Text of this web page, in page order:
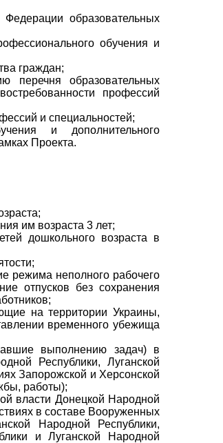
образовательных
обучения и
граждан;
перечня образовательных
профессий
и специальностей;
и дополнительного
Проекта.
им возраста 3 лет;
дошкольного возраста в
режима неполного рабочего
отпусков без сохранения
на территории Украины,
временного убежища
выполнению задач) в
Республики, Луганской
Запорожской и Херсонской
работы);
власти Донецкой Народной
в составе Вооруженных
Народной Республики,
и Луганской Народной